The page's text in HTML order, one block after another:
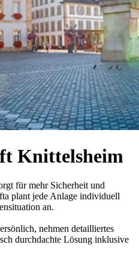
Knittelsheim
für mehr Sicherheit und
plant jede Anlage individuell
an.
nehmen detailliertes
durchdachte Lösung inklusive